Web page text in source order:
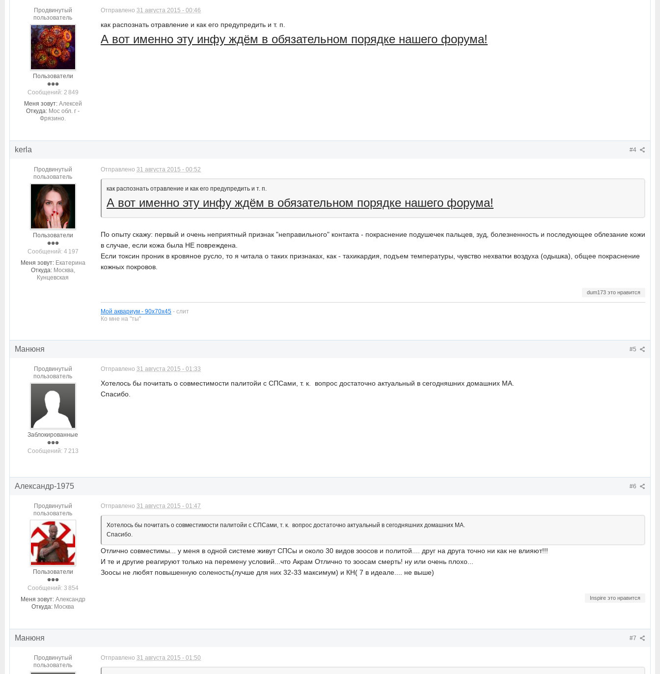
Продвинутый
пользователь
Пользователи
Cообщений: 2 849
Меня зовут: Алексей
Откуда: Мос обл. г -
Фрязино.
Отправлено 31 августа 2015 - 00:46
как распознать отравление и как его предупредить и т. п.
А вот именно эту инфу ждём в обязательном порядке нашего форума!
#4
kerla
Продвинутый
пользователь
Пользователи
Cообщений: 4 197
Меня зовут: Екатерина
Откуда: Москва,
Кунцевская
Отправлено 31 августа 2015 - 00:52
как распознать отравление и как его предупредить и т. п.
А вот именно эту инфу ждём в обязательном порядке нашего форума!
По опыту скажу: первый и очень неприятный признак "неправильного" контакта - покраснение подушечек пальцев, зуд, болезненность и последующее облезание кожи
в случае, если кожа была НЕ повреждена.
Если токсин проник в кровяное русло, то я читала о таких признаках, как - тахикардия, подъем температуры, чувство нехватки воздуха (одышка), общее покраснение
кожных покровов.
dum173 это нравится
Мой аквариум - 90х70х45 - слит
Ко мне на "ты"
#5
Манюня
Продвинутый
пользователь
Заблокированные
Cообщений: 7 213
Отправлено 31 августа 2015 - 01:33
Хотелось бы почитать о совместимости палитойи с СПСами, т. к. вопрос достаточно актуальный в сегодняшних домашних МА.
Спасибо.
#6
Александр-1975
Продвинутый
пользователь
Пользователи
Cообщений: 3 854
Меня зовут: Александр
Откуда: Москва
Отправлено 31 августа 2015 - 01:47
Хотелось бы почитать о совместимости палитойи с СПСами, т. к. вопрос достаточно актуальный в сегодняшних домашних МА.
Спасибо.
Отлично совместимы... у меня в одной системе живут СПСы и около 30 видов зоосов и политой.... друг на друга точно ни как не влияют!!!
И те и другие реагируют только на перемену условий...что Акрам Отлично то зоосам смерть! ну или очень плохо...
Зоосы не любят повышенную соленость(лучше для них 32-33 максимум) и КН( 7 в идеале.... не выше)
Inspire это нравится
#7
Манюня
Продвинутый
пользователь
Отправлено 31 августа 2015 - 01:50